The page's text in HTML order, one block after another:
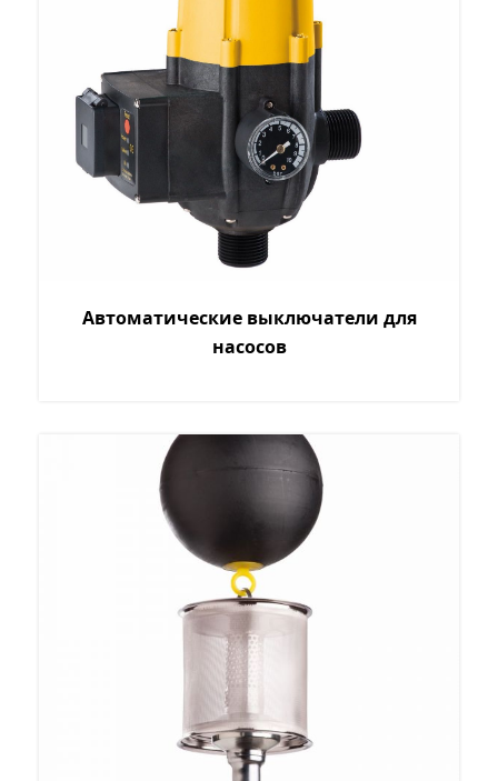
Автоматические выключатели для
насосов